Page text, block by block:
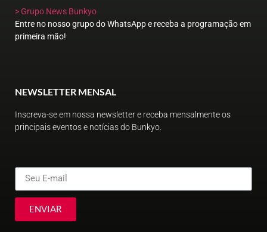
> Grupo News Bunkyo
Entre no nosso grupo do WhatsApp e receba a programação em
primeira mão!
NEWSLETTER MENSAL
Inscreva-se em nossa newsletter e receba mensalmente os
principais eventos e notícias do Bunkyo.
ENVIAR